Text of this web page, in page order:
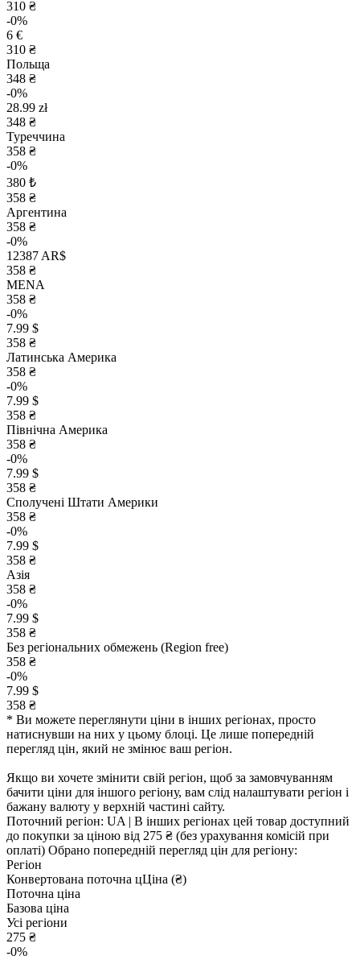
310 ₴
-0%
6 €
310 ₴
Польща
348 ₴
-0%
28.99 zł
348 ₴
Туреччина
358 ₴
-0%
380 ₺
358 ₴
Аргентина
358 ₴
-0%
12387 AR$
358 ₴
MENA
358 ₴
-0%
7.99 $
358 ₴
Латинська Америка
358 ₴
-0%
7.99 $
358 ₴
Північна Америка
358 ₴
-0%
7.99 $
358 ₴
Сполучені Штати Америки
358 ₴
-0%
7.99 $
358 ₴
Азія
358 ₴
-0%
7.99 $
358 ₴
Без регіональних обмежень (Region free)
358 ₴
-0%
7.99 $
358 ₴
* Ви можете переглянути ціни в інших регіонах, просто
натиснувши на них у цьому блоці. Це лише попередній
перегляд цін, який не змінює ваш регіон.
Якщо ви хочете змінити свій регіон, щоб за замовчуванням
бачити ціни для іншого регіону, вам слід налаштувати регіон і
бажану валюту у верхній частині сайту.
Поточний регіон: UA | В інших регіонах цей товар доступний
до покупки за ціною від 275 ₴ (без урахування комісій при
оплаті) Обрано попередній перегляд цін для регіону:
Регіон
Конвертована поточна цЦіна (₴)
Поточна ціна
Базова ціна
Усі регіони
275 ₴
-0%